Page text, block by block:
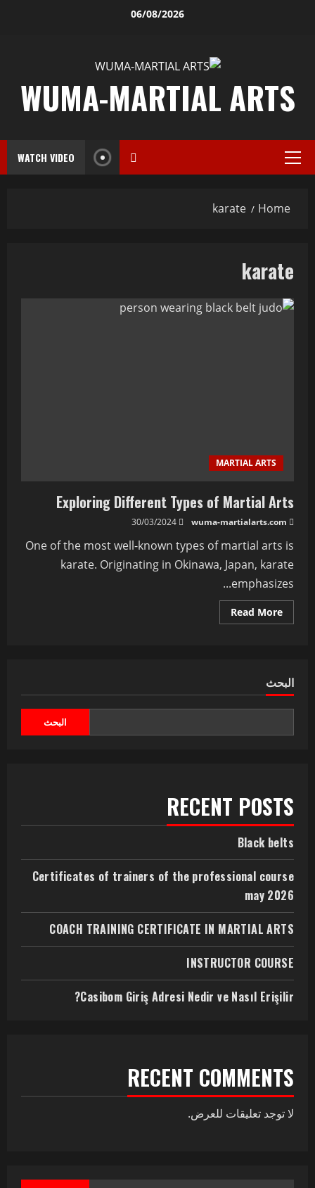
06/08/2026
WUMA-MARTIAL ARTS
WATCH VIDEO
Home
karate
karate
MARTIAL ARTS
Exploring Different Types of Martial Arts
wuma-martialarts.com
One of the most well-known types of martial arts is
karate. Originating in Okinawa, Japan, karate
emphasizes...
Read More
البحث
البحث
RECENT POSTS
Black belts
Certificates of trainers of the professional course
may 2026
COACH TRAINING CERTIFICATE IN MARTIAL ARTS
INSTRUCTOR COURSE
Casibom Giriş Adresi Nedir ve Nasıl Erişilir?
RECENT COMMENTS
لا توجد تعليقات للعرض.